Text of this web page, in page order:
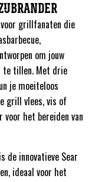
grillfanaten die
om jouw
te tillen. Met drie
je moeiteloos
grill vlees, vis of
het bereiden van
de innovatieve Sear
ideaal voor het